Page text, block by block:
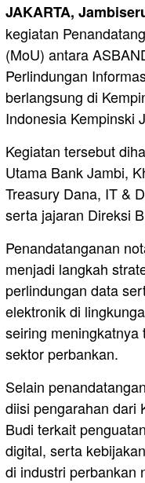
JAKARTA,
kegiatan
(MoU) antara
Perlindungan
berlangsung di
Indonesia Kempinski
Kegiatan tersebut
Utama Bank Jambi,
Treasury Dana, IT &
serta jajaran Direksi
Penandatanganan
menjadi langkah
perlindungan data
elektronik di
seiring meningkatnya
sektor perbankan.
Selain
diisi pengarahan dari
Budi terkait penguatan
digital, serta
di industri perbankan